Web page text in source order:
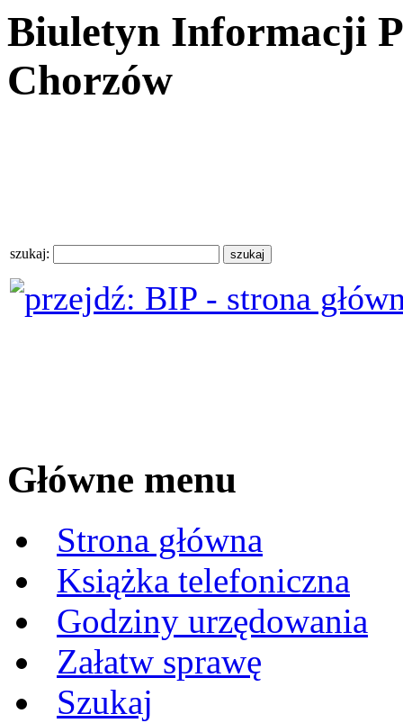
Biuletyn Informacji
Chorzów
szukaj:
Główne menu
Strona główna
Książka telefoniczna
Godziny urzędowania
Załatw sprawę
Szukaj